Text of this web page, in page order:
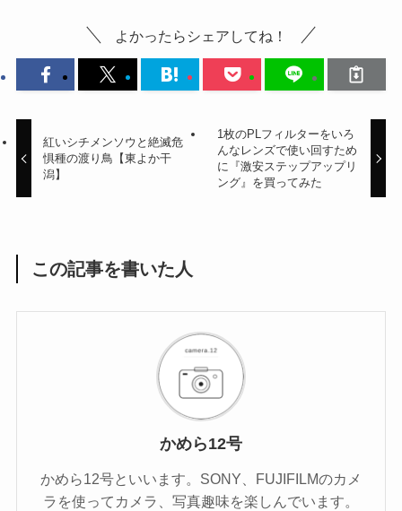
よかったらシェアしてね！
紅いシチメンソウと絶滅危
惧種の渡り鳥【東よか干
潟】
1枚のPLフィルターをいろ
んなレンズで使い回すため
に『激安ステップアップリ
ング』を買ってみた
この記事を書いた人
かめら12号
かめら12号といいます。SONY、FUJIFILMのカメ
ラを使ってカメラ、写真趣味を楽しんでいます。